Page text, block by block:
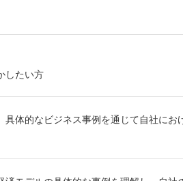
したい方
体的なビジネス事例を通じて自社に